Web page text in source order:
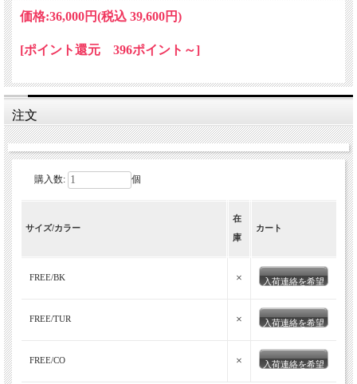
価格:36,000円(税込 39,600円)
[ポイント還元 396ポイント～]
注文
購入数: 個
サイズ/カラー
在
庫
カート
FREE/BK × 入荷連絡を希望
FREE/TUR × 入荷連絡を希望
FREE/CO × 入荷連絡を希望